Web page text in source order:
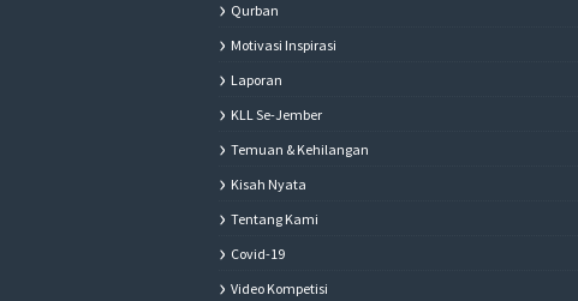
Qurban
Motivasi Inspirasi
Laporan
KLL Se-Jember
Temuan & Kehilangan
Kisah Nyata
Tentang Kami
Covid-19
Video Kompetisi